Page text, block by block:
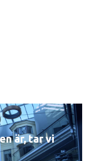
är, tar vi